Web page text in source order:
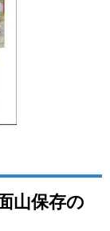
山保存の